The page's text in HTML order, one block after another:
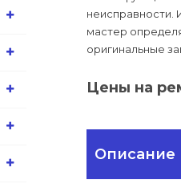
неисправности.
мастер
оригинальные
Цены на
Описание